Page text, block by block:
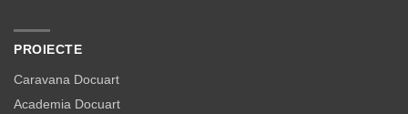
PROIECTE
Caravana Docuart
Academia Docuart